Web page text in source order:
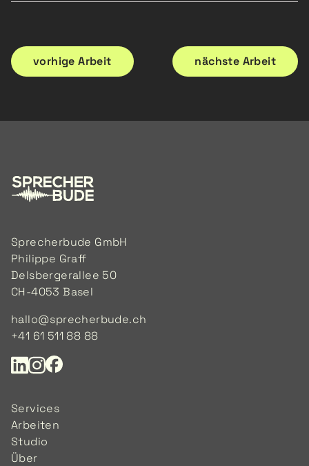
vorhige Arbeit nächste Arbeit
Sprecherbude GmbH
Philippe Graff
Delsbergerallee 50
CH-4053 Basel
hallo@sprecherbude.ch
+41 61 511 88 88
Services
Arbeiten
Studio
Über